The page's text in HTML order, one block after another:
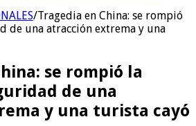
/Tragedia en China: se rompió
de una atracción extrema y una
se rompió la
de una
y una turista cayó